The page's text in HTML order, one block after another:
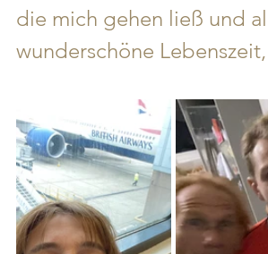
die mich gehen ließ und
wunderschöne